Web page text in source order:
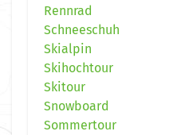
Rennrad
Schneeschuh
Skialpin
Skihochtour
Skitour
Snowboard
Sommertour